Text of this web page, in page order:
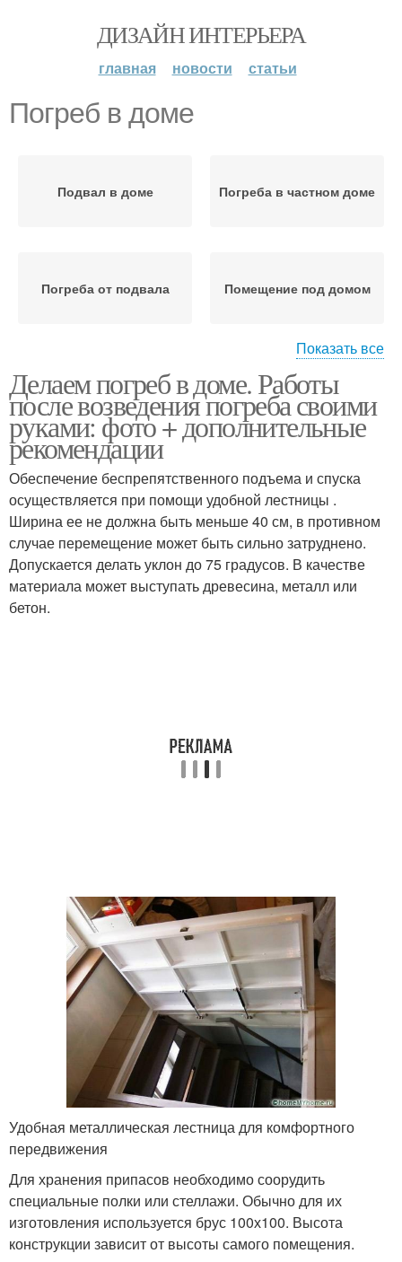
ДИЗАЙН ИНТЕРЬЕРА
главная новости статьи
Погреб в доме
Подвал в доме Погреба в частном доме
Погреба от подвала Помещение под домом
Подвал под жилым
домом
Подвал в частном доме
Современный погреб Погреб на даче
Частный дом
Показать все
Делаем погреб в доме. Работы
после возведения погреба своими
руками: фото + дополнительные
рекомендации
Обеспечение беспрепятственного подъема и спуска
осуществляется при помощи удобной лестницы .
Ширина ее не должна быть меньше 40 см, в противном
случае перемещение может быть сильно затруднено.
Допускается делать уклон до 75 градусов. В качестве
материала может выступать древесина, металл или
бетон.
Удобная металлическая лестница для комфортного
передвижения
Для хранения припасов необходимо соорудить
специальные полки или стеллажи. Обычно для их
изготовления используется брус 100х100. Высота
конструкции зависит от высоты самого помещения.